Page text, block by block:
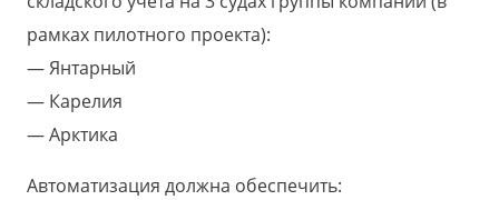
рамках пилотного проекта):
Янтарный
Карелия
Арктика
Автоматизация должна обеспечить: